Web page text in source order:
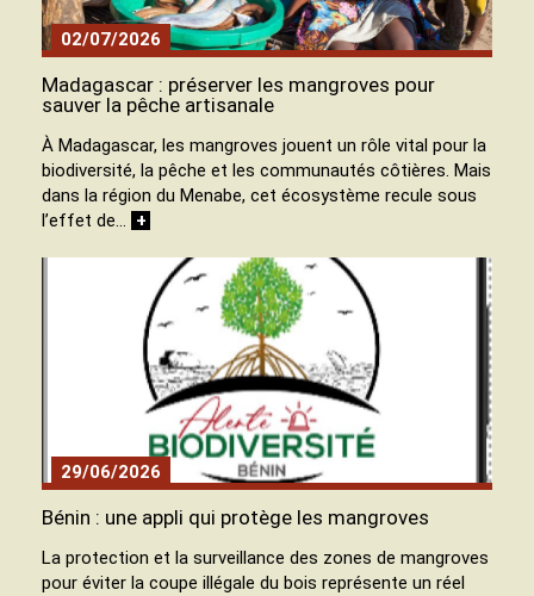
02/07/2026
Madagascar : préserver les mangroves pour
sauver la pêche artisanale
À Madagascar, les mangroves jouent un rôle vital pour la
biodiversité, la pêche et les communautés côtières. Mais
dans la région du Menabe, cet écosystème recule sous
l’effet de… +
29/06/2026
Bénin : une appli qui protège les mangroves
La protection et la surveillance des zones de mangroves
pour éviter la coupe illégale du bois représente un réel